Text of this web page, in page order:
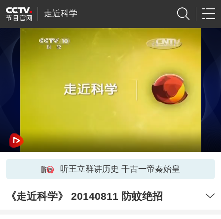
走近科学
听王立群讲历史 千古一帝秦始皇
《走近科学》 20140811 防蚊绝招